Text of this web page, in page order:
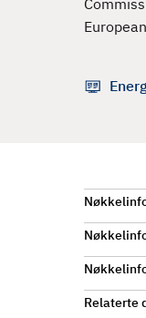
Relaterte